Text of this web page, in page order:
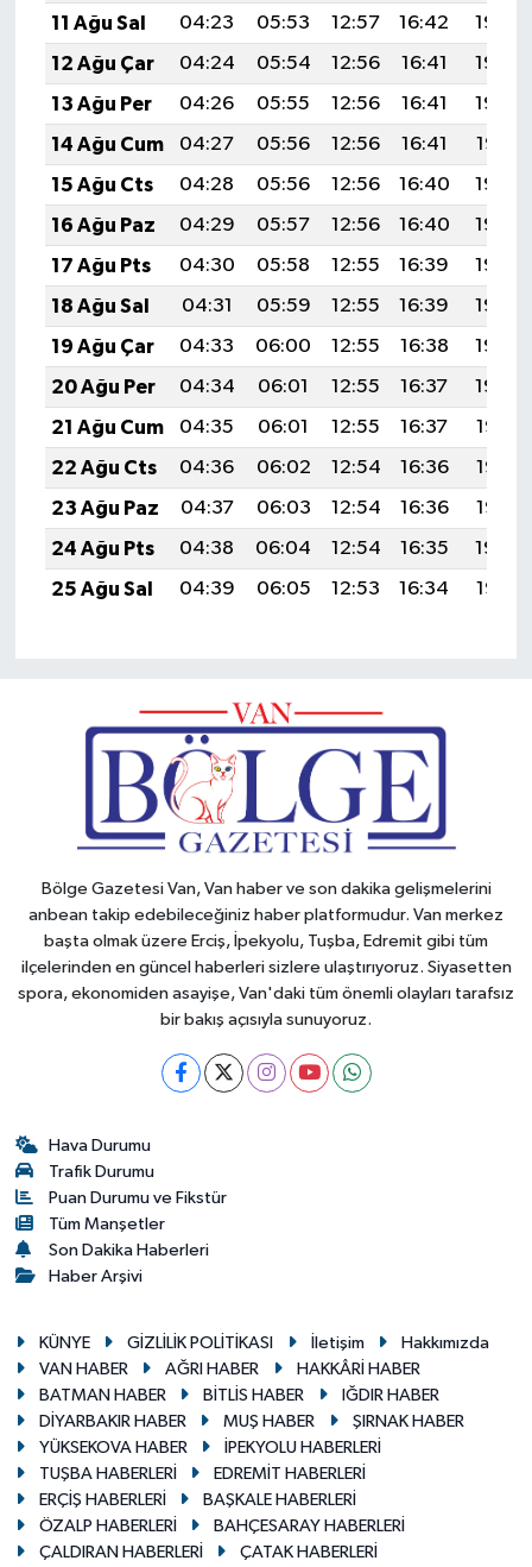
11 Ağu Sal
04:23 05:53 12:57 16:42
19:50
12 Ağu Çar
04:24 05:54 12:56 16:41
19:49
13 Ağu Per
04:26 05:55 12:56 16:41
19:48
14 Ağu Cum
04:27 05:56 12:56 16:41
19:47
15 Ağu Cts
04:28 05:56 12:56 16:40
19:45
16 Ağu Paz
04:29 05:57 12:56 16:40
19:44
17 Ağu Pts
04:30 05:58 12:55 16:39
19:43
18 Ağu Sal
04:31 05:59 12:55 16:39
19:42
19 Ağu Çar
04:33 06:00 12:55 16:38
19:40
20 Ağu Per
04:34 06:01 12:55 16:37
19:39
21 Ağu Cum
04:35 06:01 12:55 16:37
19:38
22 Ağu Cts
04:36 06:02 12:54 16:36
19:36
23 Ağu Paz
04:37 06:03 12:54 16:36
19:35
24 Ağu Pts
04:38 06:04 12:54 16:35
19:34
25 Ağu Sal
04:39 06:05 12:53 16:34 19:32
Bölge Gazetesi Van, Van haber ve son dakika gelişmelerini
anbean takip edebileceğiniz haber platformudur. Van merkez
başta olmak üzere Erciş, İpekyolu, Tuşba, Edremit gibi tüm
ilçelerinden en güncel haberleri sizlere ulaştırıyoruz. Siyasetten
spora, ekonomiden asayişe, Van'daki tüm önemli olayları tarafsız
bir bakış açısıyla sunuyoruz.
Hava Durumu
Trafik Durumu
Puan Durumu ve Fikstür
Tüm Manşetler
Son Dakika Haberleri
Haber Arşivi
KÜNYE GİZLİLİK POLİTİKASI İletişim
Hakkımızda
VAN HABER
AĞRI HABER
HAKKÂRİ HABER
BATMAN HABER
BİTLİS HABER
IĞDIR HABER
DİYARBAKIR HABER
MUŞ HABER
ŞIRNAK HABER
YÜKSEKOVA HABER
İPEKYOLU HABERLERİ
TUŞBA HABERLERİ
EDREMİT HABERLERİ
ERÇİŞ HABERLERİ
BAŞKALE HABERLERİ
ÖZALP HABERLERİ
BAHÇESARAY HABERLERİ
ÇALDIRAN HABERLERİ
ÇATAK HABERLERİ